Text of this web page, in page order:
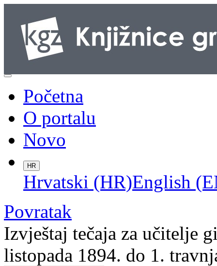
Početna
O portalu
Novo
HR
Hrvatski (HR)English
Povratak
Izvještaj tečaja za učitelje
listopada 1894. do 1.